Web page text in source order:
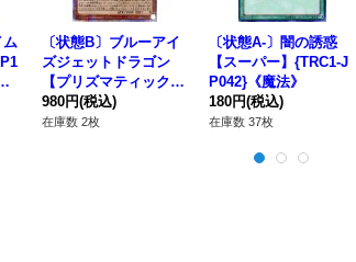
〔状態B〕ブルーアイ
ズジェットドラゴン
【プリズマティックシ
ークレット】{BACH-J
P004}《モンスター》
980円(税込)
在庫数 2枚
〔状態A-〕闇の誘惑
【スーパー】{TRC1-J
P042}《魔法》
180円(税込)
在庫数 37枚